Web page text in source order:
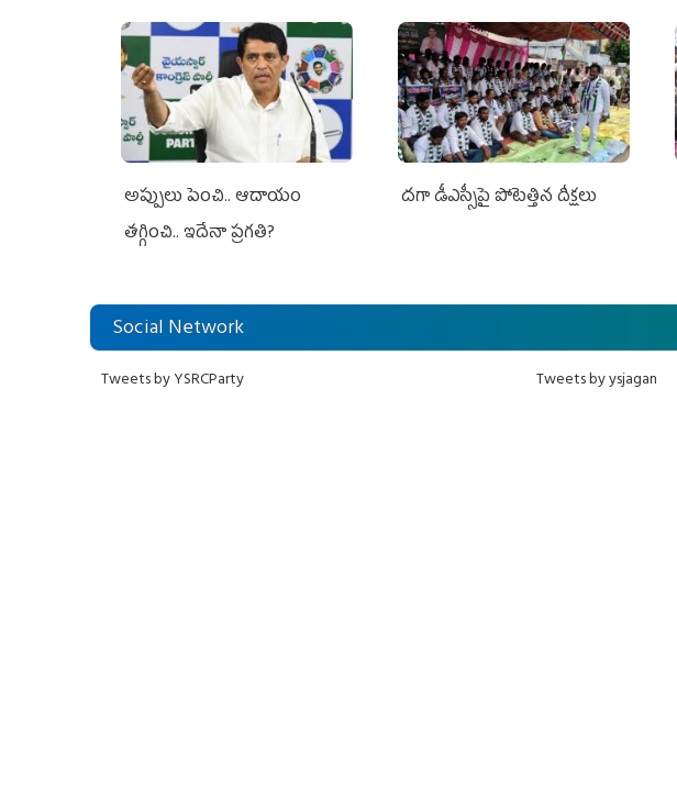
అప్పులు పెంచి.. ఆదాయం
తగ్గించి.. ఇదేనా ప్రగతి?
దగా డీఎస్సీపై పోటెత్తిన దీక్షలు
Social Network
Tweets by YSRCParty Tweets by ysjagan